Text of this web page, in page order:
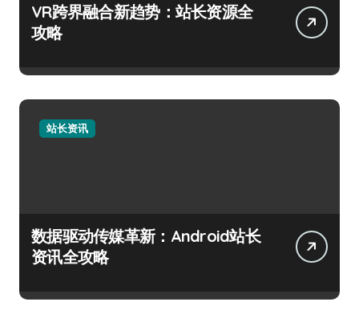
VR跨界融合新趋势：站长资源全
攻略
站长资讯
数据驱动传媒革新：Android站长
资讯全攻略